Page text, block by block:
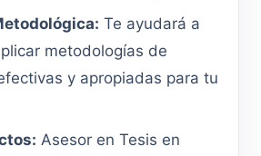
Te ayudará a
metodologías de
y apropiadas para tu
Asesor en Tesis en